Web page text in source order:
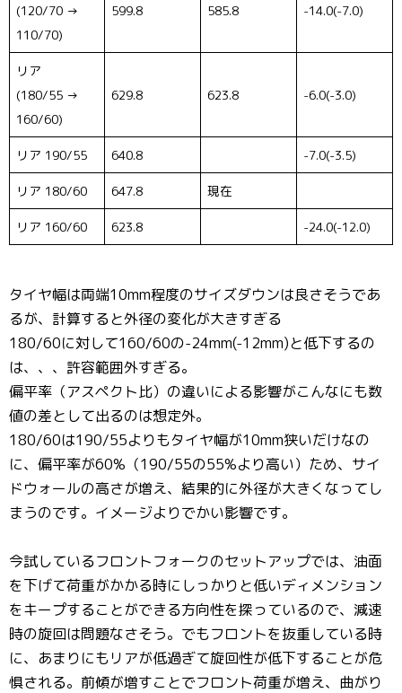
(120/70 →
110/70)
599.8 585.8 -14.0(-7.0)
リア
(180/55 →
160/60)
629.8 623.8 -6.0(-3.0)
リア 190/55 640.8 -7.0(-3.5)
リア 180/60 647.8 現在
リア 160/60 623.8 -24.0(-12.0)
タイヤ幅は両端10mm程度のサイズダウンは良さそうであ
るが、計算すると外径の変化が大きすぎる
180/60に対して160/60の-24mm(-12mm)と低下するの
は、、、許容範囲外すぎる。
偏平率（アスペクト比）の違いによる影響がこんなにも数
値の差として出るのは想定外。
180/60は190/55よりもタイヤ幅が10mm狭いだけなの
に、偏平率が60%（190/55の55%より高い）ため、サイ
ドウォールの高さが増え、結果的に外径が大きくなってし
まうのです。イメージよりでかい影響です。
今試しているフロントフォークのセットアップでは、油面
を下げて荷重がかかる時にしっかりと低いディメンション
をキープすることができる方向性を探っているので、減速
時の旋回は問題なさそう。でもフロントを抜重している時
に、あまりにもリアが低過ぎて旋回性が低下することが危
惧される。前傾が増すことでフロント荷重が増え、曲がり